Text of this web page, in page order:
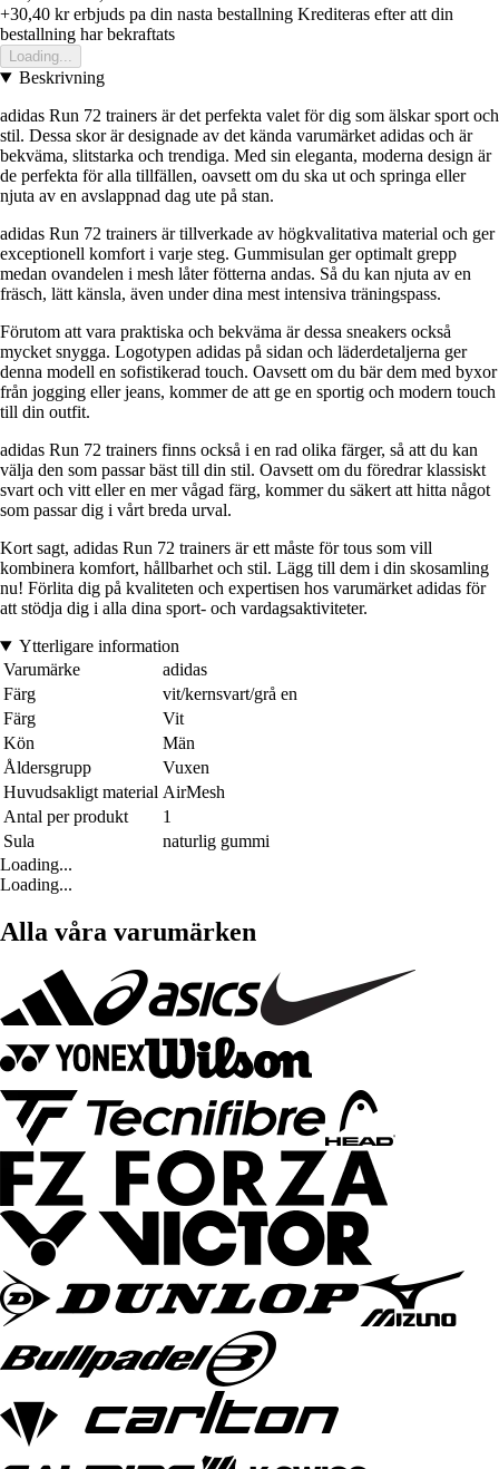
+30,40 krerbjuds pa din nasta bestallning Krediteras efter att din
bestallning har bekraftats
Loading...
Beskrivning
adidas Run 72 trainers är det perfekta valet för dig som älskar sport och
stil. Dessa skor är designade av det kända varumärket adidas och är
bekväma, slitstarka och trendiga. Med sin eleganta, moderna design är
de perfekta för alla tillfällen, oavsett om du ska ut och springa eller
njuta av en avslappnad dag ute på stan.
adidas Run 72 trainers är tillverkade av högkvalitativa material och ger
exceptionell komfort i varje steg. Gummisulan ger optimalt grepp
medan ovandelen i mesh låter fötterna andas. Så du kan njuta av en
fräsch, lätt känsla, även under dina mest intensiva träningspass.
Förutom att vara praktiska och bekväma är dessa sneakers också
mycket snygga. Logotypen adidas på sidan och läderdetaljerna ger
denna modell en sofistikerad touch. Oavsett om du bär dem med byxor
från jogging eller jeans, kommer de att ge en sportig och modern touch
till din outfit.
adidas Run 72 trainers finns också i en rad olika färger, så att du kan
välja den som passar bäst till din stil. Oavsett om du föredrar klassiskt
svart och vitt eller en mer vågad färg, kommer du säkert att hitta något
som passar dig i vårt breda urval.
Kort sagt, adidas Run 72 trainers är ett måste för tous som vill
kombinera komfort, hållbarhet och stil. Lägg till dem i din skosamling
nu! Förlita dig på kvaliteten och expertisen hos varumärket adidas för
att stödja dig i alla dina sport- och vardagsaktiviteter.
Ytterligare information
Varumärke
adidas
Färg
vit/kernsvart/grå en
Färg
Vit
Kön
Män
Åldersgrupp
Vuxen
Huvudsakligt material AirMesh
Antal per produkt
1
Sula
naturlig gummi
Loading...
Loading...
Alla våra varumärken